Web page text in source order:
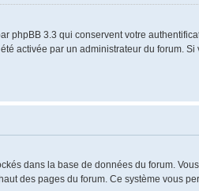
phpBB 3.3 qui conservent votre
activée par un administrateur du forum.
dans la base de données du forum.
des pages du forum. Ce système vous